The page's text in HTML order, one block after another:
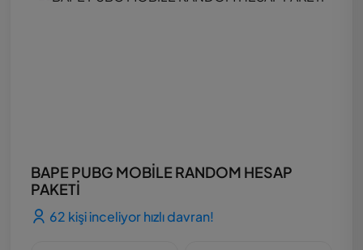
BAPE PUBG MOBİLE RANDOM HESAP
PAKETİ
62 kişi inceliyor hızlı davran!